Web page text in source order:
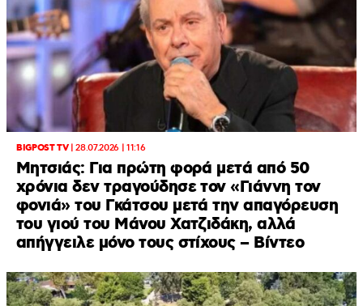
BIGPOST TV|28.07.2026 | 11:16
Μητσιάς: Για πρώτη φορά μετά από 50
χρόνια δεν τραγούδησε τον «Γιάννη τον
φονιά» του Γκάτσου μετά την απαγόρευση
του γιού του Μάνου Χατζιδάκη, αλλά
απήγγειλε μόνο τους στίχους – Βίντεο